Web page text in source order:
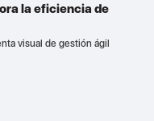
la eficiencia de
visual de gestión ágil